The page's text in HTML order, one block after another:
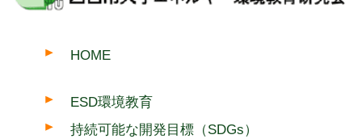
HOME
ESD環境教育
持続可能な開発目標（SDGs）